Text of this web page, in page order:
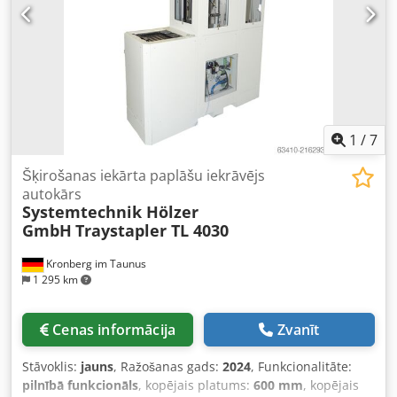
1 /7
Kronberg im Taunus
1 295 km
Šķirošanas iekārta paplāšu iekrāvējs
autokārs
Systemtechnik Hölzer
GmbH Traystapler TL 4030
Cenas informācija Zvanīt
Stāvoklis: jauns, Ražošanas gads: 2024, Funkcionalitāte:
pilnībā funkcionāls, kopējais platums: 600 mm, kopējais